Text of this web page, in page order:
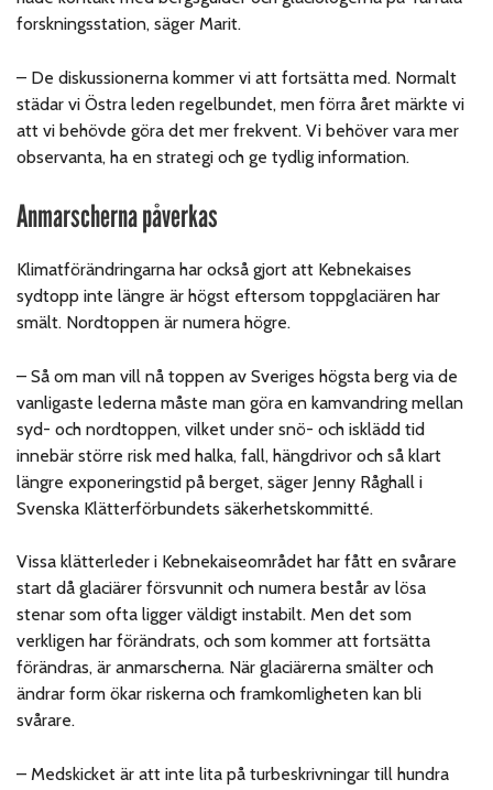
forskningsstation, säger Marit.
– De diskussionerna kommer vi att fortsätta med. Normalt
städar vi Östra leden regelbundet, men förra året märkte vi
att vi behövde göra det mer frekvent. Vi behöver vara mer
observanta, ha en strategi och ge tydlig information.
Anmarscherna påverkas
Klimatförändringarna har också gjort att Kebnekaises
sydtopp inte längre är högst eftersom toppglaciären har
smält. Nordtoppen är numera högre.
– Så om man vill nå toppen av Sveriges högsta berg via de
vanligaste lederna måste man göra en kamvandring mellan
syd- och nordtoppen, vilket under snö- och isklädd tid
innebär större risk med halka, fall, hängdrivor och så klart
längre exponeringstid på berget, säger Jenny Råghall i
Svenska Klätterförbundets säkerhetskommitté.
Vissa klätterleder i Kebnekaiseområdet har fått en svårare
start då glaciärer försvunnit och numera består av lösa
stenar som ofta ligger väldigt instabilt. Men det som
verkligen har förändrats, och som kommer att fortsätta
förändras, är anmarscherna. När glaciärerna smälter och
ändrar form ökar riskerna och framkomligheten kan bli
svårare.
– Medskicket är att inte lita på turbeskrivningar till hundra